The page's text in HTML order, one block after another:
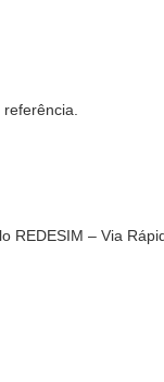
REDESIM – Via